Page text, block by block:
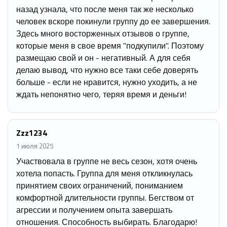
назад узнала, что после меня так же несколько
человек вскоре покинули группу до ее завершения.
Здесь много восторженных отзывов о группе,
которые меня в свое время "подкупили". Поэтому
размещаю свой и он - негативный. А для себя
делаю вывод, что нужно все таки себе доверять
больше - если не нравится, нужно уходить, а не
ждать непонятно чего, теряя время и деньги!
Zzz1234
1 июля 2025
Участвовала в группе не весь сезон, хотя очень
хотела попасть. Группа для меня откликнулась
принятием своих ограничений, пониманием
комфортной длительности группы. Бегством от
агрессии и получением опыта завершать
отношения. Способность выбирать. Благодарю!